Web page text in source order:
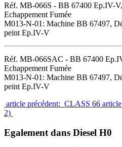
Réf. MB-066S - BB 67400 Ep.IV-
Echappement Fumée
M013-N-01: Machine BB 67497,
peint Ep.IV-V
Réf. MB-066SAC - BB 67400
Echappement Fumée
M013-N-01: Machine BB 67497,
peint Ep.IV-V
article précédent: CLASS 66
2)
Egalement dans Diesel H0